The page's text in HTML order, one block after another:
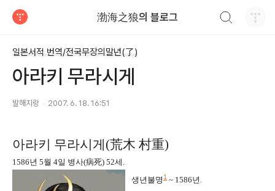
渤海之狼의 블로그
일본서적 번역/전국무장의말년(了)
아라키 무라시게
발해지랑 2007. 6. 18. 16:51
아라키 무라시게(荒木 村重)
1586년 5월 4일 병사(病死) 52세 .
생년불명 1 ~ 1586년.